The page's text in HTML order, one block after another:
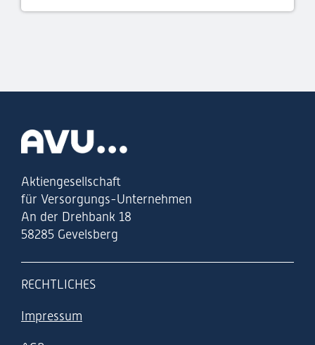
Zur Startseite
Aktiengesellschaft
für Versorgungs-Unternehmen
An der Drehbank 18
58285 Gevelsberg
RECHTLICHES
Impressum